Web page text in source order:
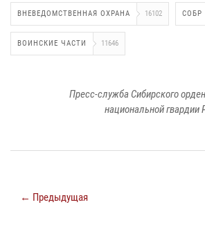
ВНЕВЕДОМСТВЕННАЯ ОХРАНА 16102 СОБР
ВОИНСКИЕ ЧАСТИ 11646
Пресс-служба Сибирского
национальной
← Предыдущая